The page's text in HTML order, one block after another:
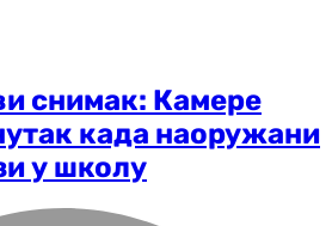
снимак: Камере
када наоружани
у школу